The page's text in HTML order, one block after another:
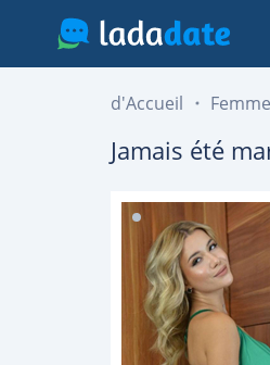
d'Accueil
Jamais été